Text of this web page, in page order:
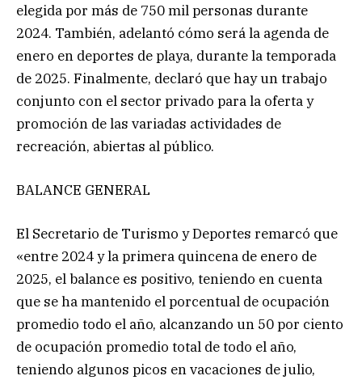
elegida por más de 750 mil personas durante
2024. También, adelantó cómo será la agenda de
enero en deportes de playa, durante la temporada
de 2025. Finalmente, declaró que hay un trabajo
conjunto con el sector privado para la oferta y
promoción de las variadas actividades de
recreación, abiertas al público.
BALANCE GENERAL
El Secretario de Turismo y Deportes remarcó que
«entre 2024 y la primera quincena de enero de
2025, el balance es positivo, teniendo en cuenta
que se ha mantenido el porcentual de ocupación
promedio todo el año, alcanzando un 50 por ciento
de ocupación promedio total de todo el año,
teniendo algunos picos en vacaciones de julio,